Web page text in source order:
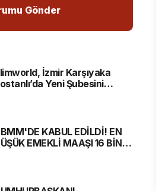
İzmir Karşıyaka
Yeni Şubesini
KABUL EDİLDİ! EN
EMEKLİ MAAŞI 16 BİN